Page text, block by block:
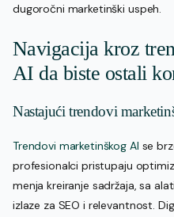
dugoročni marketinški uspeh.
Navigacija kroz
AI da biste ostali
Nastajući trendovi
Trendovi marketinškog AI se
profesionalci pristupaju
menja kreiranje sadržaja, sa
izlaze za SEO i relevantnost.